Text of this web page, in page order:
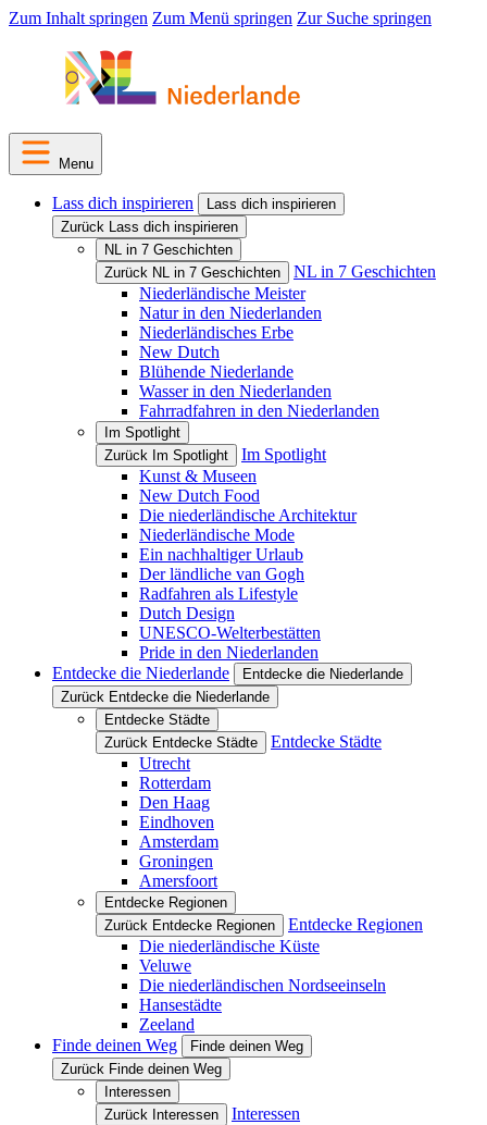
Zum Inhalt springen Zum Menü springen Zur Suche springen
Menu
Lass dich inspirieren
Lass dich inspirieren
Zurück Lass dich inspirieren
NL in 7 Geschichten
Zurück NL in 7 Geschichten
NL in 7 Geschichten
Niederländische Meister
Natur in den Niederlanden
Niederländisches Erbe
New Dutch
Blühende Niederlande
Wasser in den Niederlanden
Fahrradfahren in den Niederlanden
Im Spotlight
Zurück Im Spotlight
Im Spotlight
Kunst & Museen
New Dutch Food
Die niederländische Architektur
Niederländische Mode
Ein nachhaltiger Urlaub
Der ländliche van Gogh
Radfahren als Lifestyle
Dutch Design
UNESCO-Welterbestätten
Pride in den Niederlanden
Entdecke die Niederlande
Entdecke die Niederlande
Zurück Entdecke die Niederlande
Entdecke Städte
Zurück Entdecke Städte
Entdecke Städte
Utrecht
Rotterdam
Den Haag
Eindhoven
Amsterdam
Groningen
Amersfoort
Entdecke Regionen
Zurück Entdecke Regionen
Entdecke Regionen
Die niederländische Küste
Veluwe
Die niederländischen Nordseeinseln
Hansestädte
Zeeland
Finde deinen Weg
Finde deinen Weg
Zurück Finde deinen Weg
Interessen
Zurück Interessen
Interessen